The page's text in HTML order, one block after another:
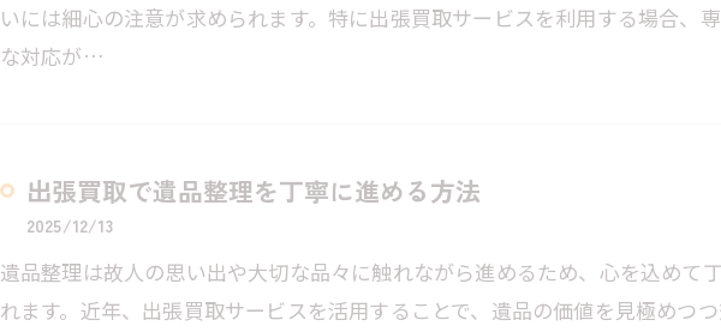
いには細心の注意が求められます。特に出張買取サービスを利用する場合、
な対応が…
出張買取で遺品整理を丁寧に進める方法
2025/12/13
遺品整理は故人の思い出や大切な品々に触れながら進めるため、心を込めて
れます。近年、出張買取サービスを活用することで、遺品の価値を見極めつ